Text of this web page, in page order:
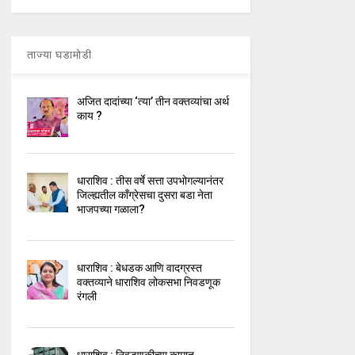
ताज्या घडामोडी
अजित दादांच्या ‘त्या’ तीन वक्तव्यांचा अर्थ
काय ?
धाराशिव : तीस वर्षे सत्ता उपभोगल्यानंतर
जिल्ह्यतील कॉंग्रेसचा दुसरा बडा नेता
भाजपच्या गळाला?
धाराशिव : बेधडक आणि वादग्रस्त
वक्तव्याने धाराशिव लोकसभा निवडणूक
रंगली